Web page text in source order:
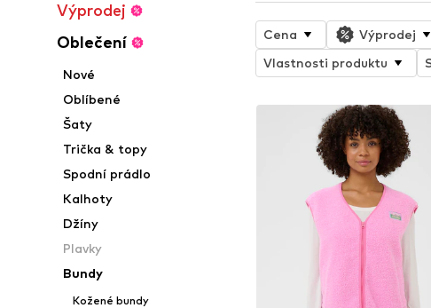
Výprodej
Oblečení
Nové
Oblíbené
Šaty
Trička & topy
Spodní prádlo
Kalhoty
Džíny
Plavky
Bundy
Kožené bundy
Cena Výprodej
Vlastnosti produktu